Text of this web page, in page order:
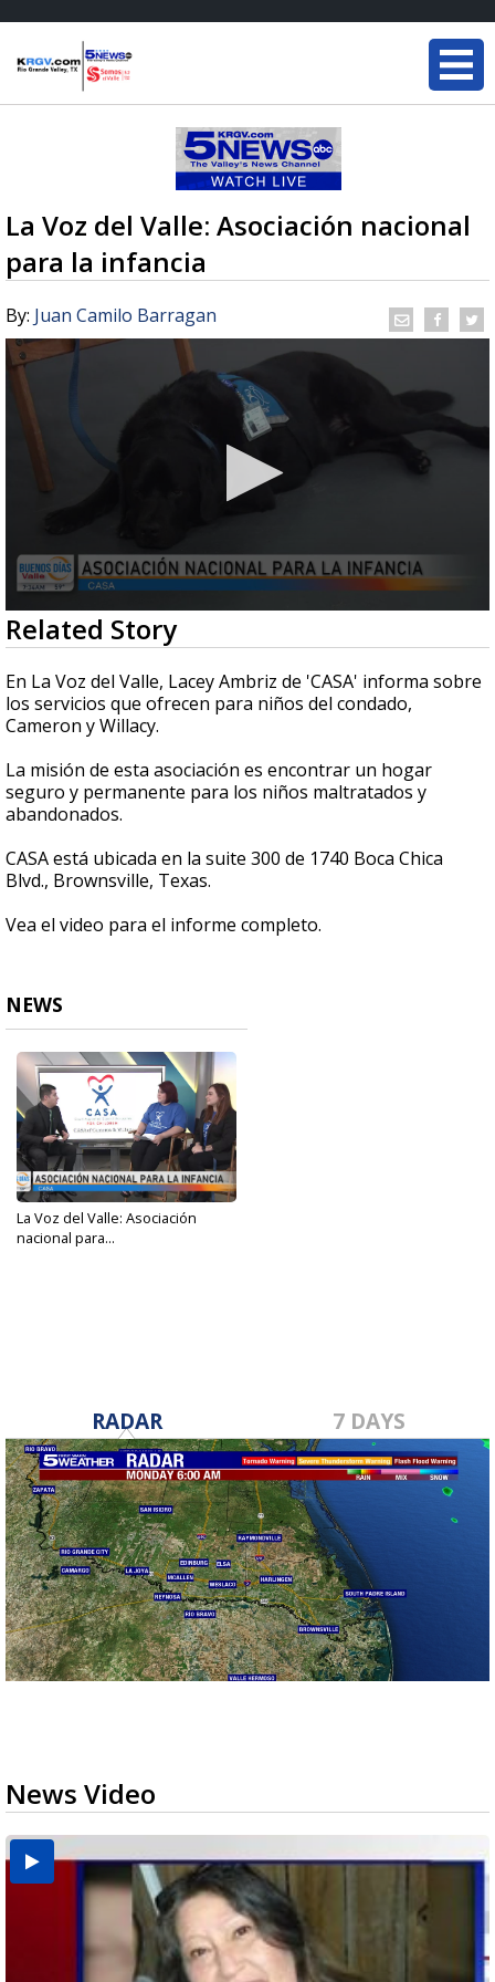
La Voz del Valle: Asociación nacional
para la infancia
By: Juan Camilo Barragan
0
seconds
of
5
minutes,
47
seconds
Related Story
En La Voz del Valle, Lacey Ambriz de 'CASA' informa sobre
los servicios que ofrecen para niños del condado,
Cameron y Willacy.
La misión de esta asociación es encontrar un hogar
seguro y permanente para los niños maltratados y
abandonados.
CASA está ubicada en la suite 300 de 1740 Boca Chica
Blvd., Brownsville, Texas.
Vea el video para el informe completo.
NEWS
La Voz del Valle: Asociación
nacional para...
RADAR 7 DAYS
News Video